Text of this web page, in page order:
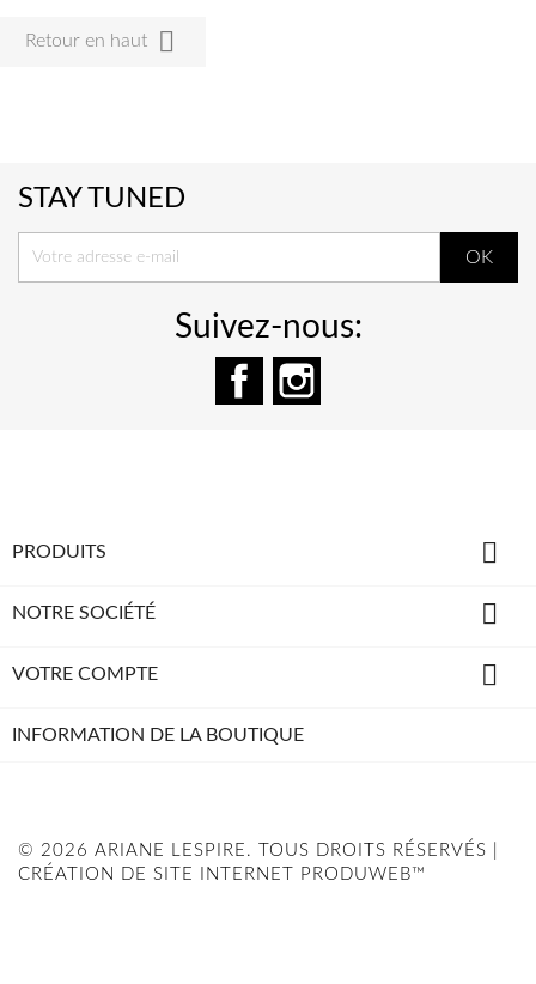
Retour en haut 
STAY TUNED
Suivez-nous:
Facebook
PRODUITS 
NOTRE SOCIÉTÉ 
VOTRE COMPTE 
INFORMATION DE LA BOUTIQUE
© 2026 ARIANE LESPIRE. TOUS DROITS RÉSERVÉS |
CRÉATION DE SITE INTERNET PRODUWEB™